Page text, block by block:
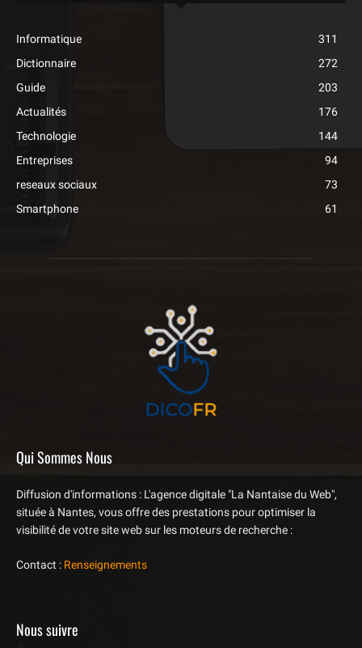
Informatique
311
Dictionnaire
272
Guide
203
Actualités
176
Technologie
144
Entreprises
94
reseaux sociaux
73
Smartphone
61
Qui Sommes Nous
Diffusion d'informations : L'agence digitale "La Nantaise du Web",
située à Nantes, vous offre des prestations pour optimiser la
visibilité de votre site web sur les moteurs de recherche :
Contact : Renseignements
Nous suivre